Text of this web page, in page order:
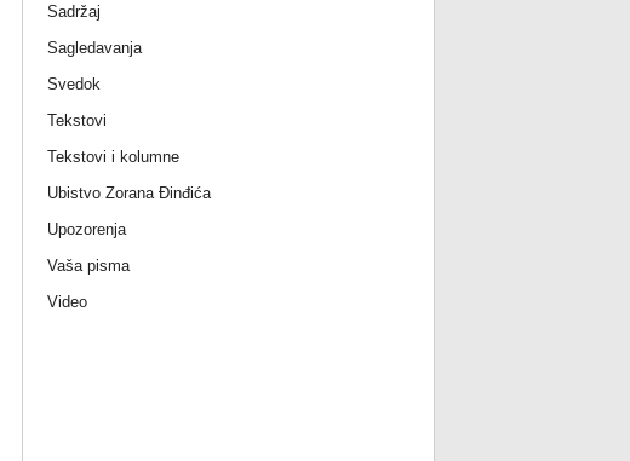
Sadržaj
Sagledavanja
Svedok
Tekstovi
Tekstovi i kolumne
Ubistvo Zorana Đinđića
Upozorenja
Vaša pisma
Video